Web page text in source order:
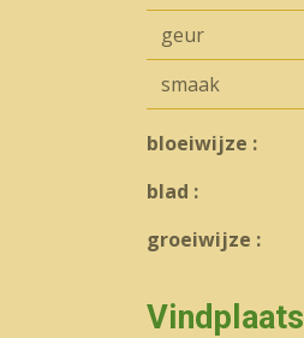
geur
smaak
bloeiwijze :
blad :
groeiwijze :
Vindplaats